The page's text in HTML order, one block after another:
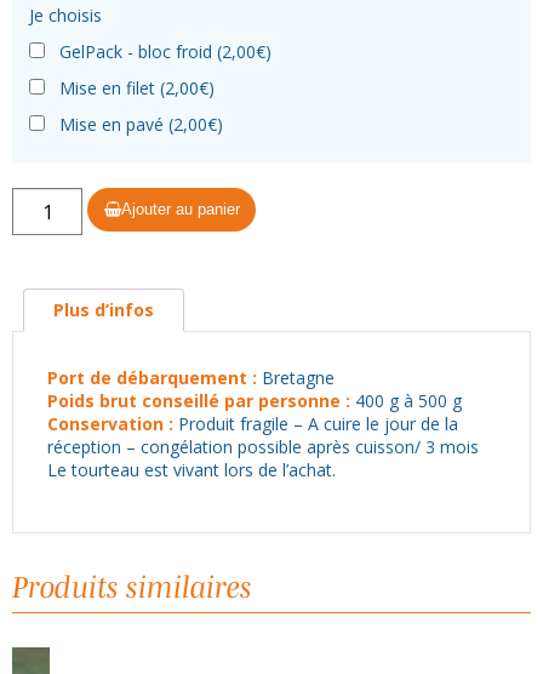
Je choisis
GelPack - bloc froid (2,00€)
Mise en filet (2,00€)
Mise en pavé (2,00€)
quantité
de
400
g/600
pièce
PROMO
Ajouter au panier
Plus d’infos
Port de débarquement : Bretagne
Poids brut conseillé par personne : 400 g à 500 g
Conservation : Produit fragile – A cuire le jour de la
réception – congélation possible après cuisson/ 3 mois
Le tourteau est vivant lors de l’achat.
Produits similaires